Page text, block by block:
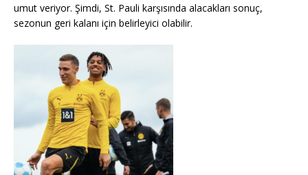
umut veriyor. Şimdi, St. Pauli karşısında alacakları sonuç,
sezonun geri kalanı için belirleyici olabilir.